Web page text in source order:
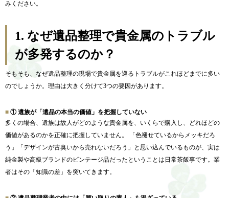
みください。
1. なぜ遺品整理で貴金属のトラブル
が多発するのか？
そもそも、なぜ遺品整理の現場で貴金属を巡るトラブルがこれほどまでに多い
のでしょうか。理由は大きく分けて3つの要因があります。
①遺族が「遺品の本当の価値」を把握していない
多くの場合、遺族は故人がどのような貴金属を、いくらで購入し、どれほどの
価値があるのかを正確に把握していません。 「色褪せているからメッキだろ
う」「デザインが古臭いから売れないだろう」と思い込んでいるものが、実は
純金製や高級ブランドのビンテージ品だったということは日常茶飯事です。業
者はその「知識の差」を突いてきます。